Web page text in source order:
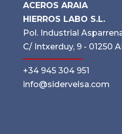
ACEROS ARAIA
HIERROS LABO S.L.
Pol. Industrial
C/ Intxerduy, 9 - 01250
+34 945 304 951
info@sidervelsa.com